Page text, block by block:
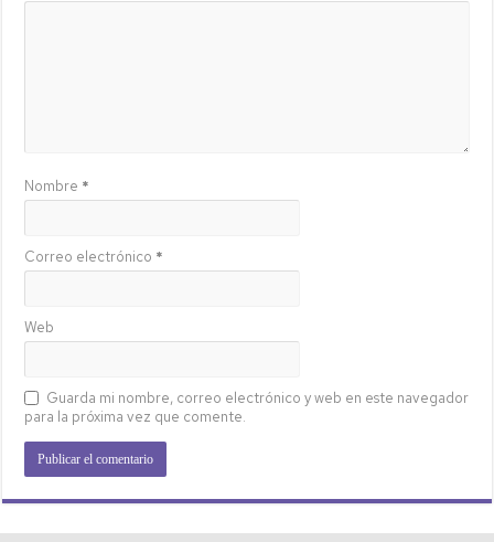
Nombre *
Correo electrónico *
Web
Guarda mi nombre, correo electrónico y web en este navegador
para la próxima vez que comente.